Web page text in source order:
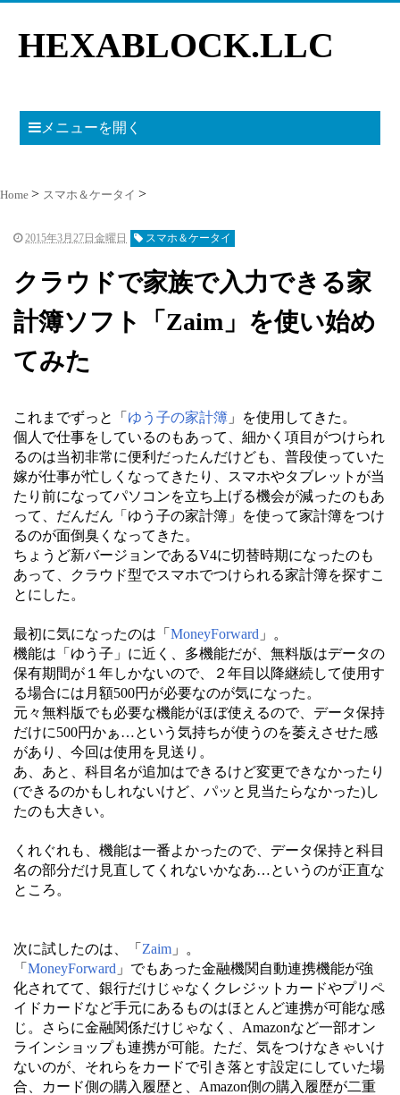
HEXABLOCK.LLC
メニューを開く
Home スマホ＆ケータイ
2015年3月27日金曜日 スマホ＆ケータイ
クラウドで家族で入力できる家
計簿ソフト「Zaim」を使い始め
てみた
これまでずっと「 ゆう子の家計簿 」を使用してきた。
個人で仕事をしているのもあって、細かく項目がつけられ
るのは当初非常に便利だったんだけども、普段使っていた
嫁が仕事が忙しくなってきたり、スマホやタブレットが当
たり前になってパソコンを立ち上げる機会が減ったのもあ
って、だんだん「ゆう子の家計簿」を使って家計簿をつけ
るのが面倒臭くなってきた。
ちょうど新バージョンであるV4に切替時期になったのも
あって、クラウド型でスマホでつけられる家計簿を探すこ
とにした。
最初に気になったのは「 MoneyForward 」。
機能は「ゆう子」に近く、多機能だが、無料版はデータの
保有期間が１年しかないので、２年目以降継続して使用す
る場合には月額500円が必要なのが気になった。
元々無料版でも必要な機能がほぼ使えるので、データ保持
だけに500円かぁ…という気持ちが使うのを萎えさせた感
があり、今回は使用を見送り。
あ、あと、科目名が追加はできるけど変更できなかったり
(できるのかもしれないけど、パッと見当たらなかった)し
たのも大きい。
くれぐれも、機能は一番よかったので、データ保持と科目
名の部分だけ見直してくれないかなあ…というのが正直な
ところ。
次に試したのは、「 Zaim 」。
「 MoneyForward 」でもあった金融機関自動連携機能が強
化されてて、銀行だけじゃなくクレジットカードやプリペ
イドカードなど手元にあるものはほとんど連携が可能な感
じ。さらに金融関係だけじゃなく、Amazonなど一部オン
ラインショップも連携が可能。ただ、気をつけなきゃいけ
ないのが、それらをカードで引き落とす設定にしていた場
合、カード側の購入履歴と、Amazon側の購入履歴が二重